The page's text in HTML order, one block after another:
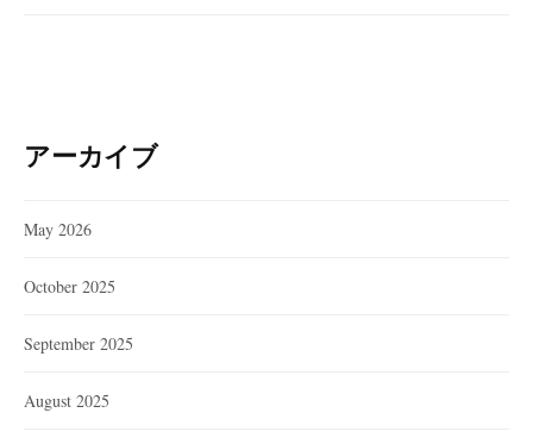
アーカイブ
May 2026
October 2025
September 2025
August 2025